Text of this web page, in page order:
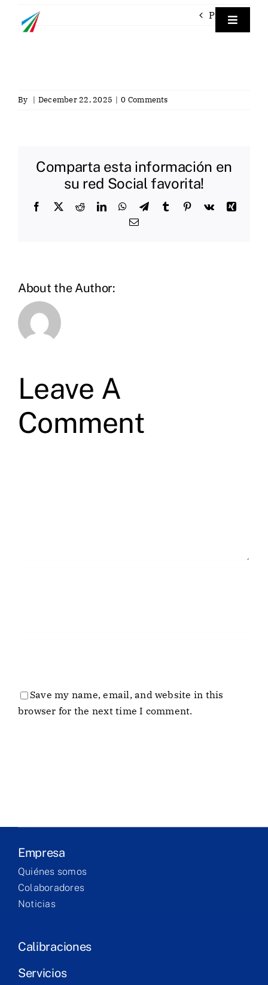
Toggle
Previous
By | December 22, 2025 | 0 Comments
Comparta esta información en
su red Social favorita!
Facebook
X RedditLinkedInWhatsApp
TelegramTumblr Pinterest
Vk
Xing
Email
About the Author:
Leave A
Comment
Save my name, email, and website in this
browser for the next time I comment.
Empresa
Quiénes somos
Colaboradores
Noticias
Calibraciones
Servicios